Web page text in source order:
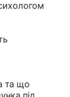
та що